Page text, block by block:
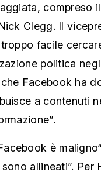
compreso
Clegg. Il
facile
politica
Facebook ha
a contenuti
è
allineati”.